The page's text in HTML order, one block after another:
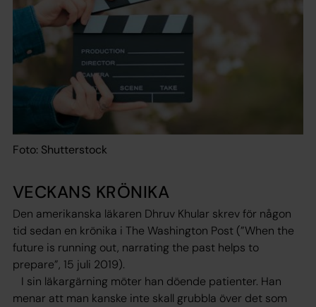
Foto: Shutterstock
VECKANS KRÖNIKA
Den amerikanska läkaren Dhruv Khular skrev för någon
tid sedan en krönika i The Washington Post (”When the
future is running out, narrating the past helps to
prepare”, 15 juli 2019).
I sin läkargärning möter han döende patienter. Han
menar att man kanske inte skall grubbla över det som